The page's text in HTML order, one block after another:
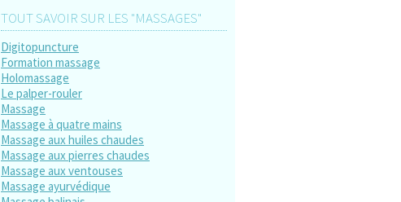
TOUT SAVOIR SUR LES "MASSAGES"
Digitopuncture
Formation massage
Holomassage
Le palper-rouler
Massage
Massage à quatre mains
Massage aux huiles chaudes
Massage aux pierres chaudes
Massage aux ventouses
Massage ayurvédique